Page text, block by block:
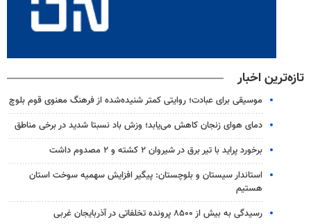
تازه‌ترین اخبار
موسیقی برای عبادت؛ روایتی کمتر شنیده‌شده از فرهنگ معنوی قوم بلوچ
دمای هوای زنجان کاهش می‌یابد؛ وزش باد نسبتا شدید در برخی مناطق
برخورد پراید با تیر برق در شیروان ۲ کشته و ۲ مصدوم داشت
استاندار سیستان و بلوچستان: پیگیر افزایش سهمیه سوخت استان
هستیم
رسیدگی به بیش از ۸۵۰۰ پرونده تخلفاتی در آذربایجان غربی